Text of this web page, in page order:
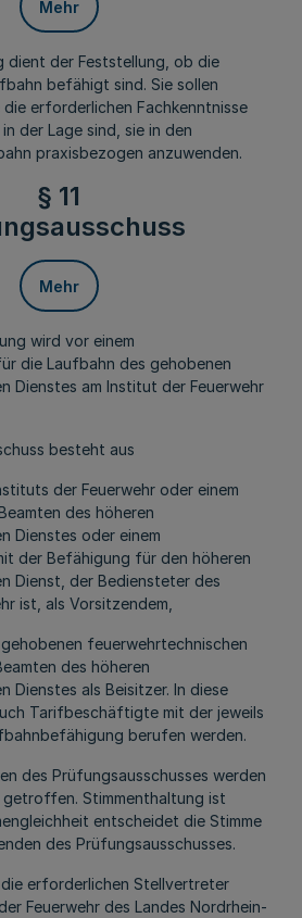
Mehr
dient der Feststellung, ob die
befähigt sind. Sie sollen
die erforderlichen Fachkenntnisse
der Lage sind, sie in den
praxisbezogen anzuwenden.
§ 11
Mehr
wird vor einem
die Laufbahn des gehobenen
Dienstes am Institut der Feuerwehr
besteht aus
der Feuerwehr oder einem
des höheren
Dienstes oder einem
der Befähigung für den höheren
Dienst, der Bediensteter des
ist, als Vorsitzendem,
feuerwehrtechnischen
des höheren
Dienstes als Beisitzer. In diese
Tarifbeschäftigte mit der jeweils
berufen werden.
des Prüfungsausschusses werden
getroffen. Stimmenthaltung ist
entscheidet die Stimme
des Prüfungsausschusses.
erforderlichen Stellvertreter
Feuerwehr des Landes Nordrhein-